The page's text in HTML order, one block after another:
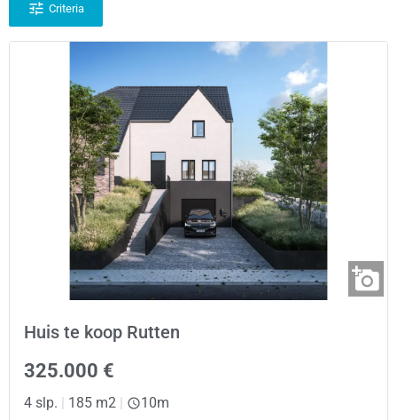
Criteria
Huis te koop Rutten
325.000 €
4 slp. 185 m2 10m